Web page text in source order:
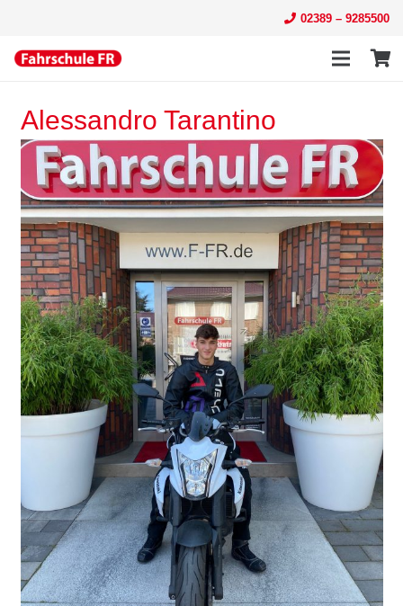
02389 – 9285500
Alessandro Tarantino